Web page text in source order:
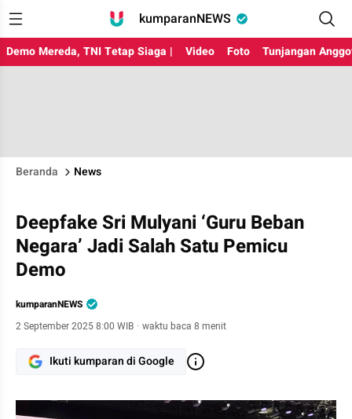
kumparanNEWS
Demo Mereda, TNI Tetap Siaga | Video Foto Tunjangan
Beranda News
Deepfake Sri Mulyani ‘Guru Beban
Negara’ Jadi Salah Satu Pemicu
Demo
kumparanNEWS
2 September 2025 8:00 WIB · waktu baca 8 menit
Ikuti kumparan di Google